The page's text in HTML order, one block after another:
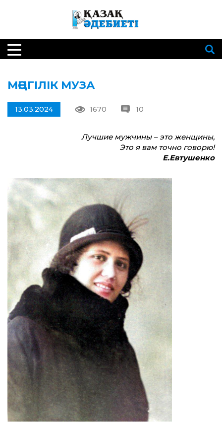
МӘҢГІЛІК МУЗА
13.03.2024 1670 10
Лучшие мужчины – это женщины,
Это я вам точно говорю!
Е.Евтушенко